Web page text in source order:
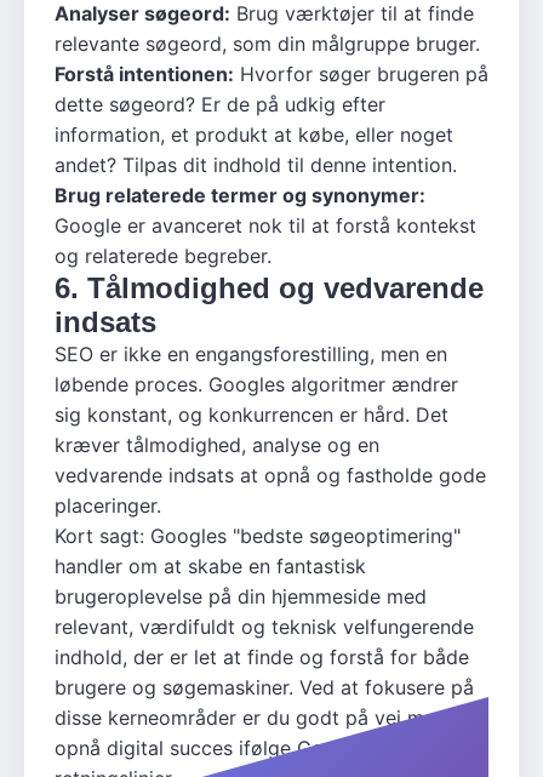
Analyser søgeord: Brug værktøjer til at finde
relevante søgeord, som din målgruppe bruger.
Forstå intentionen: Hvorfor søger brugeren på
dette søgeord? Er de på udkig efter
information, et produkt at købe, eller noget
andet? Tilpas dit indhold til denne intention.
Brug relaterede termer og synonymer:
Google er avanceret nok til at forstå kontekst
og relaterede begreber.
6. Tålmodighed og vedvarende
indsats
SEO er ikke en engangsforestilling, men en
løbende proces. Googles algoritmer ændrer
sig konstant, og konkurrencen er hård. Det
kræver tålmodighed, analyse og en
vedvarende indsats at opnå og fastholde gode
placeringer.
Kort sagt: Googles "bedste søgeoptimering"
handler om at skabe en fantastisk
brugeroplevelse på din hjemmeside med
relevant, værdifuldt og teknisk velfungerende
indhold, der er let at finde og forstå for både
brugere og søgemaskiner. Ved at fokusere på
disse kerneområder er du godt på vej mod at
opnå digital succes ifølge Googles egne